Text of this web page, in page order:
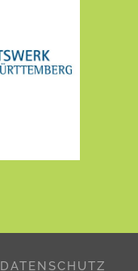
DATENSCHUTZ